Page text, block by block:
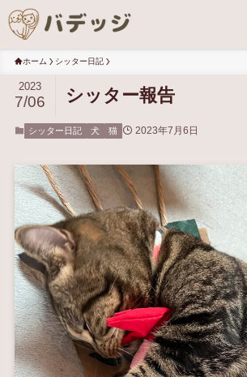
ホーム シッター日記
シッター報告
2023
7/06
シッター日記 犬 猫 2023年7月6日